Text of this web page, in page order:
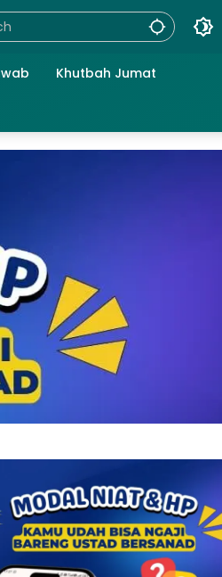
Khutbah Jumat